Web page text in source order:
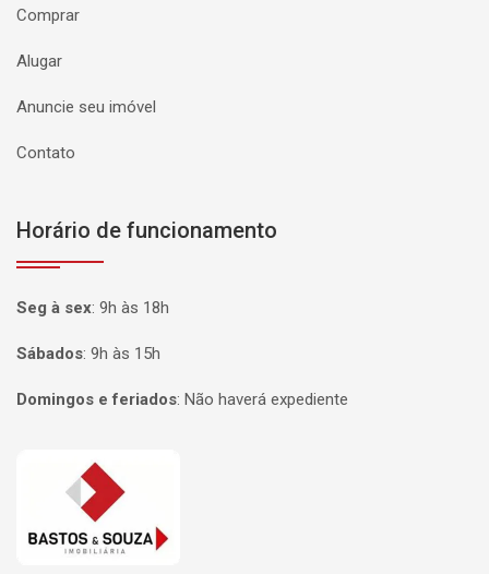
Comprar
Alugar
Anuncie seu imóvel
Contato
Horário de funcionamento
Seg à sex: 9h às 18h
Sábados: 9h às 15h
Domingos e feriados: Não haverá expediente
Página inicial